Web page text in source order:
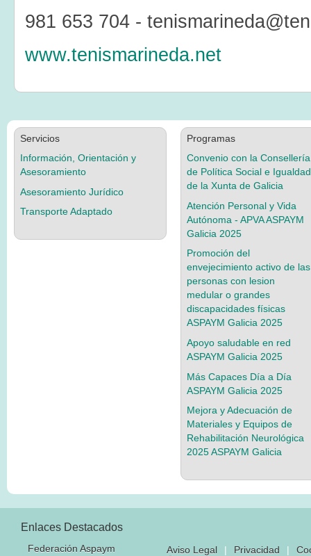
981 653 704 -
www.tenismarineda.net
Servicios
Información, Orientación y
Asesoramiento
Asesoramiento Jurídico
Transporte Adaptado
Programas
Convenio con la Consellería
de Política Social e Igualdad
de la Xunta de Galicia
Atención Personal y Vida
Autónoma - APVA ASPAYM
Galicia 2025
Promoción del
envejecimiento activo de las
personas con lesion
medular o grandes
discapacidades físicas
ASPAYM Galicia 2025
Apoyo saludable en red
ASPAYM Galicia 2025
Más Capaces Día a Día
ASPAYM Galicia 2025
Mejora y Adecuación de
Materiales y Equipos de
Rehabilitación Neurológica
2025 ASPAYM Galicia
Enlaces Destacados
Federación Aspaym
Aviso Legal | Privacidad |